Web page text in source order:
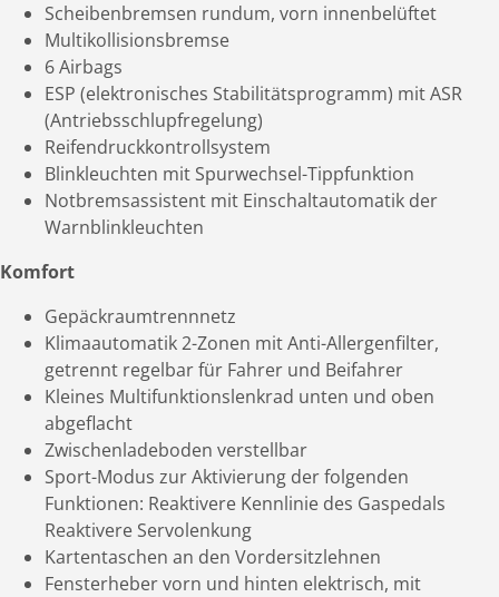
Scheibenbremsen rundum, vorn innenbelüftet
Multikollisionsbremse
6 Airbags
ESP (elektronisches Stabilitätsprogramm) mit ASR
(Antriebsschlupfregelung)
Reifendruckkontrollsystem
Blinkleuchten mit Spurwechsel-Tippfunktion
Notbremsassistent mit Einschaltautomatik der
Warnblinkleuchten
Komfort
Gepäckraumtrennnetz
Klimaautomatik 2-Zonen mit Anti-Allergenfilter,
getrennt regelbar für Fahrer und Beifahrer
Kleines Multifunktionslenkrad unten und oben
abgeflacht
Zwischenladeboden verstellbar
Sport-Modus zur Aktivierung der folgenden
Funktionen: Reaktivere Kennlinie des Gaspedals
Reaktivere Servolenkung
Kartentaschen an den Vordersitzlehnen
Fensterheber vorn und hinten elektrisch, mit